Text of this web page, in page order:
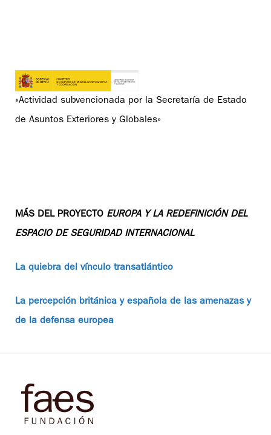
«Actividad subvencionada por la Secretaría de Estado
de Asuntos Exteriores y Globales»
MÁS DEL PROYECTO EUROPA Y LA REDEFINICIÓN DEL
ESPACIO DE SEGURIDAD INTERNACIONAL
La quiebra del vínculo transatlántico
La percepción británica y española de las amenazas y
de la defensa europea